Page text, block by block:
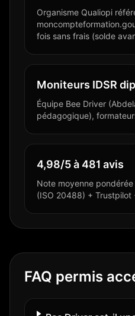
Organisme Qualiopi
fois sans frais (solde
Moniteurs IDSR
Équipe Bee Driver
pédagogique),
4,98/5 à 481 avis
Note moyenne pondérée
(ISO 20488) + Trustpilot
FAQ permis